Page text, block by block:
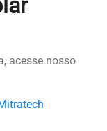
acesse nosso